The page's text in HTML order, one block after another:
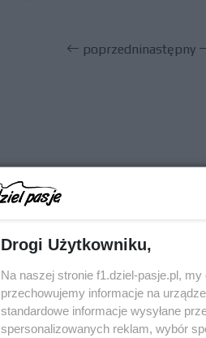
poprzedninastępny
Drogi Użytkowniku,
Na naszej stronie f1.dziel-pasje.pl,
przechowujemy informacje na
standardowe informacje wysyłane
spersonalizowanych reklam, wybór